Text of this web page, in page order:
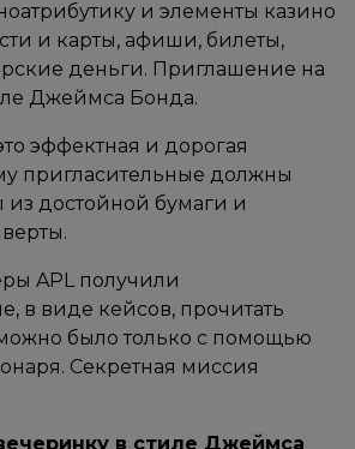
и элементы казино
и карты, афиши, билеты,
деньги. Приглашение на
Джеймса Бонда.
эффектная и дорогая
пригласительные должны
достойной бумаги и
APL получили
в виде кейсов, прочитать
можно было только с помощью
Секретная миссия
в стиле Джеймса